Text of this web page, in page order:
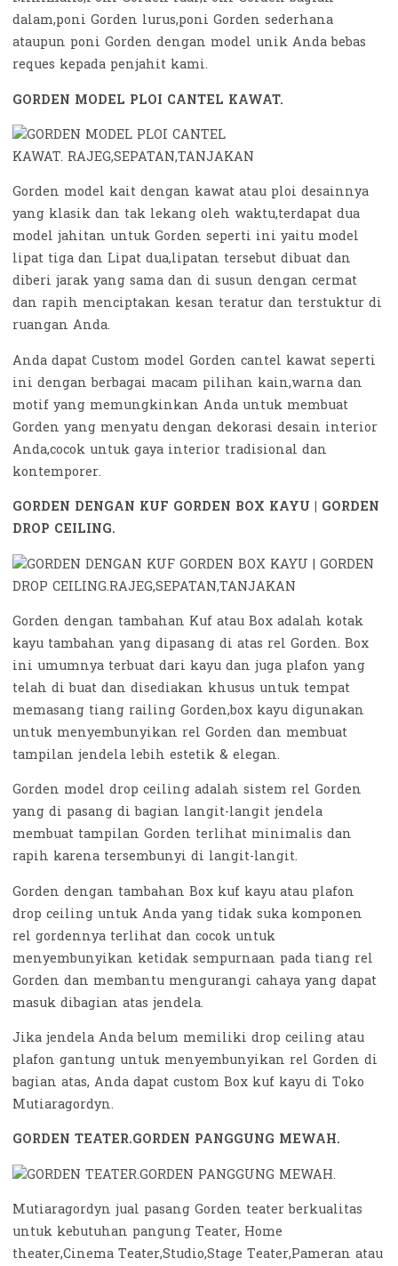
dalam,poni Gorden lurus,poni Gorden sederhana
ataupun poni Gorden dengan model unik Anda bebas
reques kepada penjahit kami.
GORDEN MODEL PLOI CANTEL KAWAT.
Gorden model kait dengan kawat atau ploi desainnya
yang klasik dan tak lekang oleh waktu,terdapat dua
model jahitan untuk Gorden seperti ini yaitu model
lipat tiga dan Lipat dua,lipatan tersebut dibuat dan
diberi jarak yang sama dan di susun dengan cermat
dan rapih menciptakan kesan teratur dan terstuktur di
ruangan Anda.
Anda dapat Custom model Gorden cantel kawat seperti
ini dengan berbagai macam pilihan kain,warna dan
motif yang memungkinkan Anda untuk membuat
Gorden yang menyatu dengan dekorasi desain interior
Anda,cocok untuk gaya interior tradisional dan
kontemporer.
GORDEN DENGAN KUF GORDEN BOX KAYU | GORDEN
DROP CEILING.
Gorden dengan tambahan Kuf atau Box adalah kotak
kayu tambahan yang dipasang di atas rel Gorden. Box
ini umumnya terbuat dari kayu dan juga plafon yang
telah di buat dan disediakan khusus untuk tempat
memasang tiang railing Gorden,box kayu digunakan
untuk menyembunyikan rel Gorden dan membuat
tampilan jendela lebih estetik & elegan.
Gorden model drop ceiling adalah sistem rel Gorden
yang di pasang di bagian langit-langit jendela
membuat tampilan Gorden terlihat minimalis dan
rapih karena tersembunyi di langit-langit.
Gorden dengan tambahan Box kuf kayu atau plafon
drop ceiling untuk Anda yang tidak suka komponen
rel gordennya terlihat dan cocok untuk
menyembunyikan ketidak sempurnaan pada tiang rel
Gorden dan membantu mengurangi cahaya yang dapat
masuk dibagian atas jendela.
Jika jendela Anda belum memiliki drop ceiling atau
plafon gantung untuk menyembunyikan rel Gorden di
bagian atas, Anda dapat custom Box kuf kayu di Toko
Mutiaragordyn.
GORDEN TEATER.GORDEN PANGGUNG MEWAH.
Mutiaragordyn jual pasang Gorden teater berkualitas
untuk kebutuhan pangung Teater, Home
theater,Cinema Teater,Studio,Stage Teater,Pameran atau